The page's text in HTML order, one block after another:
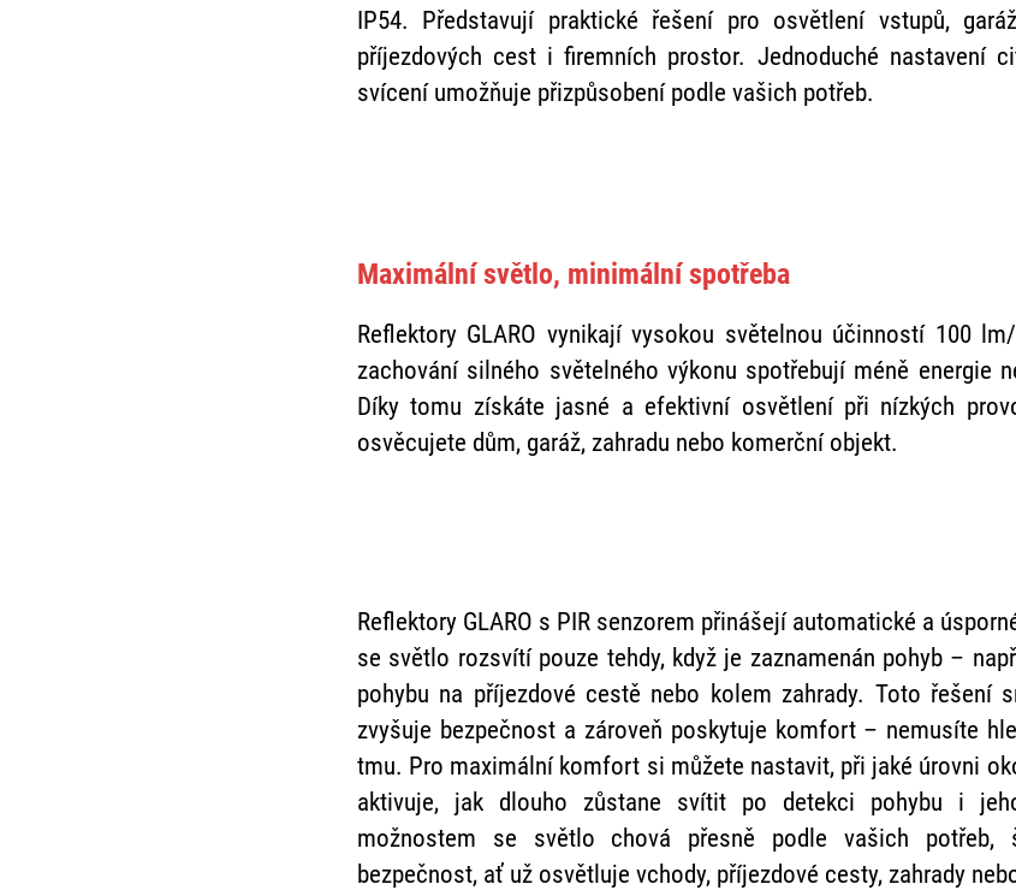
IP54. Představují praktické řešení pro osvětlení vstupů,
příjezdových cest i firemních prostor. Jednoduché nastavení
svícení umožňuje přizpůsobení podle vašich potřeb.
Maximální světlo, minimální spotřeba
Reflektory GLARO vynikají vysokou světelnou účinností 100
zachování silného světelného výkonu spotřebují méně energie
Díky tomu získáte jasné a efektivní osvětlení při nízkých
osvěcujete dům, garáž, zahradu nebo komerční objekt.
Reflektory GLARO s PIR senzorem přinášejí automatické a
se světlo rozsvítí pouze tehdy, když je zaznamenán pohyb –
pohybu na příjezdové cestě nebo kolem zahrady. Toto řešení
zvyšuje bezpečnost a zároveň poskytuje komfort – nemusíte
tmu. Pro maximální komfort si můžete nastavit, při jaké úrovni
aktivuje, jak dlouho zůstane svítit po detekci pohybu i
možnostem se světlo chová přesně podle vašich potřeb,
bezpečnost, ať už osvětluje vchody, příjezdové cesty, zahrady